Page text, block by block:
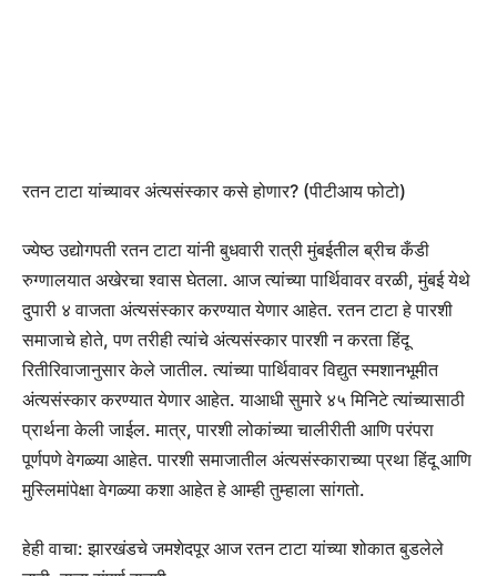
रतन टाटा यांच्यावर अंत्यसंस्कार कसे होणार? (पीटीआय फोटो)
ज्येष्ठ उद्योगपती रतन टाटा यांनी बुधवारी रात्री मुंबईतील ब्रीच कँडी
रुग्णालयात अखेरचा श्वास घेतला. आज त्यांच्या पार्थिवावर वरळी, मुंबई येथे
दुपारी ४ वाजता अंत्यसंस्कार करण्यात येणार आहेत. रतन टाटा हे पारशी
समाजाचे होते, पण तरीही त्यांचे अंत्यसंस्कार पारशी न करता हिंदू
रितीरिवाजानुसार केले जातील. त्यांच्या पार्थिवावर विद्युत स्मशानभूमीत
अंत्यसंस्कार करण्यात येणार आहेत. याआधी सुमारे ४५ मिनिटे त्यांच्यासाठी
प्रार्थना केली जाईल. मात्र, पारशी लोकांच्या चालीरीती आणि परंपरा
पूर्णपणे वेगळ्या आहेत. पारशी समाजातील अंत्यसंस्काराच्या प्रथा हिंदू आणि
मुस्लिमांपेक्षा वेगळ्या कशा आहेत हे आम्ही तुम्हाला सांगतो.
हेही वाचा: झारखंडचे जमशेदपूर आज रतन टाटा यांच्या शोकात बुडलेले